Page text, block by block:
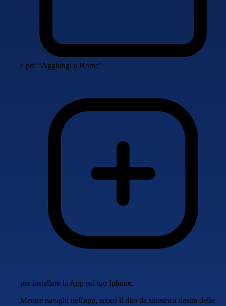
e poi "Aggiungi a Home"
per installare la App sul tuo Iphone.
Mentre navighi nell'app, scorri il dito da sinistra a destra dello